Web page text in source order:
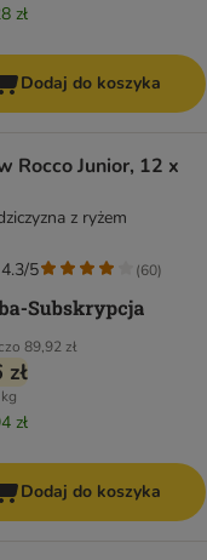
zł
Dodaj do koszyka
Rocco Junior, 12 x
z ryżem
89,92 zł
zł
zł
5 (60)
Dodaj do koszyka